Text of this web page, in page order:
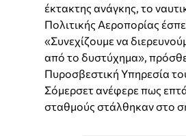
έκτακτης ανάγκης, το
Πολιτικής Αεροπορίας
«Συνεχίζουμε να
από το δυστύχημα»,
Πυροσβεστική Υπηρεσία
Σόμερσετ ανέφερε πως
σταθμούς στάλθηκαν στο